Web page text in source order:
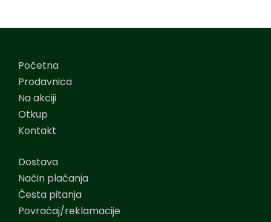
Početna
Prodavnica
Na akciji
Otkup
Kontakt
Dostava
Način plaćanja
Česta pitanja
Povraćaj/reklamacije